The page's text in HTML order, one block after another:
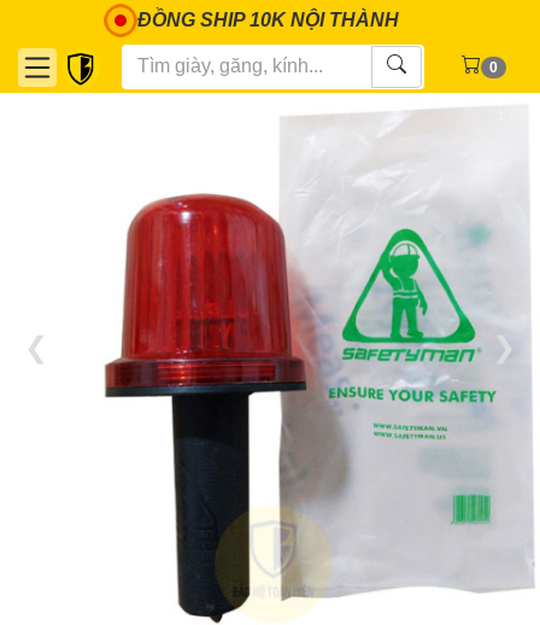
ĐỒNG SHIP 10K NỘI THÀNH
0
❮ ❯